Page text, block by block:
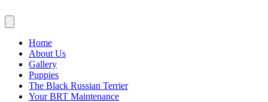
to
content
Home
About Us
Gallery
Puppies
The Black Russian Terrier
Your BRT Maintenance